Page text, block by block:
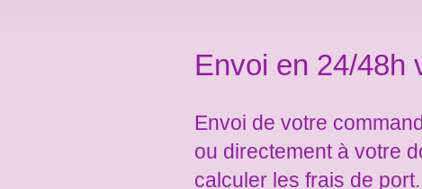
Envoi en 24/48h
Envoi de votre
ou directement à votre
calculer les frais de port.